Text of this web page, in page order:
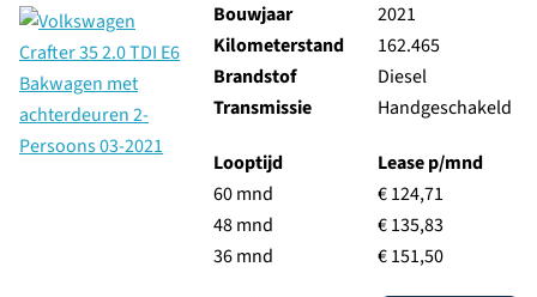
Bouwjaar
2021
Kilometerstand
162.465
Brandstof
Diesel
Transmissie
Handgeschakeld
Looptijd
60 mnd
48 mnd
36 mnd
Lease p/mnd
€ 124,71
€ 135,83
€ 151,50